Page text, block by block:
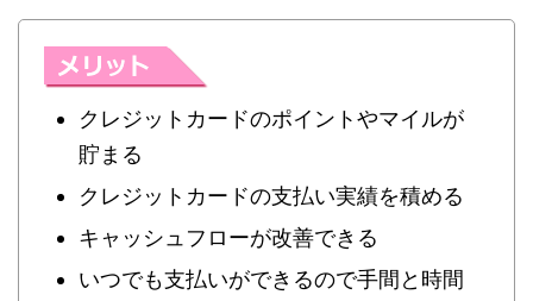
クレジットカードのポイントやマイルが
貯まる
クレジットカードの支払い実績を積める
キャッシュフローが改善できる
いつでも支払いができるので手間と時間